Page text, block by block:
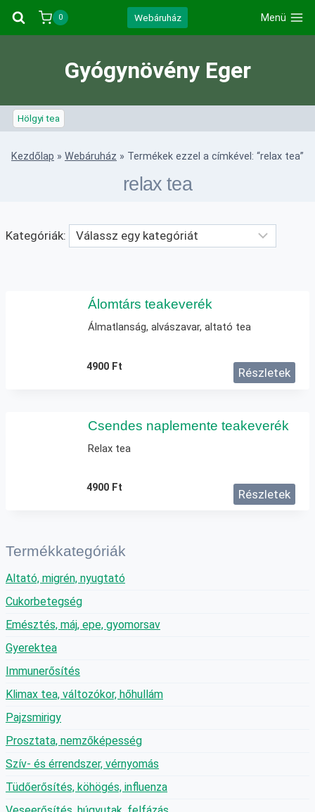
Skip
0 Webáruház Menü
Gyógynövény Eger
Hölgyi tea
Kezdőlap » Webáruház » Termékek ezzel a címkével: “relax tea”
relax tea
Kategóriák:
Álomtárs teakeverék
Álmatlanság, alvászavar, altató tea
4900 Ft Részletek
Csendes naplemente teakeverék
Relax tea
4900 Ft Részletek
Termékkategóriák
Altató, migrén, nyugtató
Cukorbetegség
Emésztés, máj, epe, gyomorsav
Gyerektea
Immunerősítés
Klimax tea, változókor, hőhullám
Pajzsmirigy
Prosztata, nemzőképesség
Szív- és érrendszer, vérnyomás
Tüdőerősítés, köhögés, influenza